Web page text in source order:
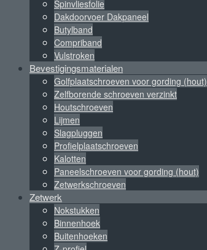
Spinvliesfolie
Dakdoorvoer Dakpaneel
Butylband
Compriband
Vulstroken
Bevestigingsmaterialen
Golfplaatschroeven voor gording (hout)
Zelfborende schroeven verzinkt
Houtschroeven
Lijmen
Slagpluggen
Profielplaatschroeven
Kalotten
Paneelschroeven voor gording (hout)
Zetwerkschroeven
Zetwerk
Nokstukken
Binnenhoek
Buitenhoeken